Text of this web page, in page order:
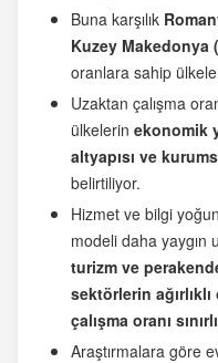
Buna karşılık
Kuzey Makedonya
oranlara sahip
Uzaktan çalışma
ülkelerin ekonomik
altyapısı ve
belirtiliyor.
Hizmet ve bilgi
modeli daha yaygın
turizm ve
sektörlerin
çalışma oranı
Araştırmalara göre